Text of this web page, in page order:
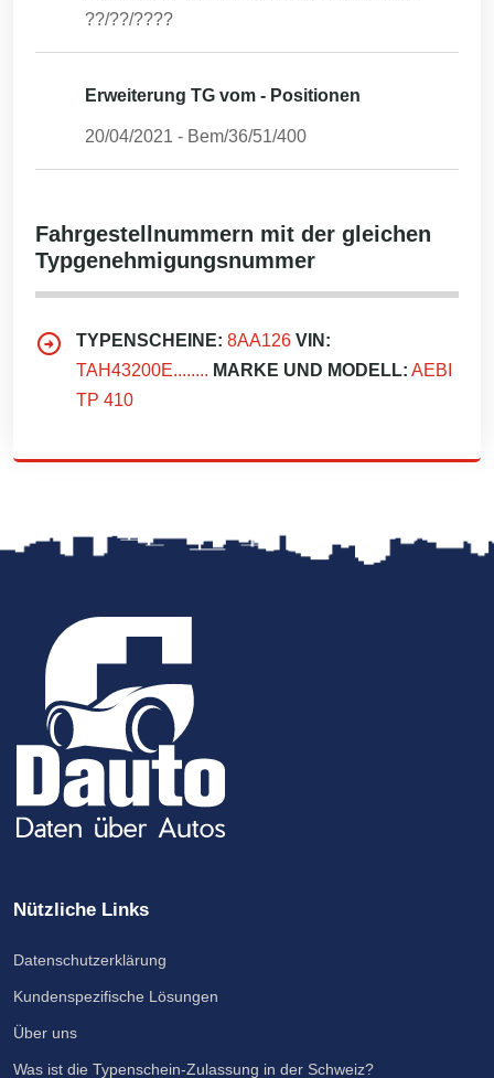
??/??/????
Erweiterung TG vom - Positionen
20/04/2021 - Bem/36/51/400
Fahrgestellnummern mit der gleichen
Typgenehmigungsnummer
TYPENSCHEINE: 8AA126 VIN:
TAH43200E........ MARKE UND MODELL: AEBI
TP 410
Nützliche Links
Datenschutzerklärung
Kundenspezifische Lösungen
Über uns
Was ist die Typenschein-Zulassung in der Schweiz?